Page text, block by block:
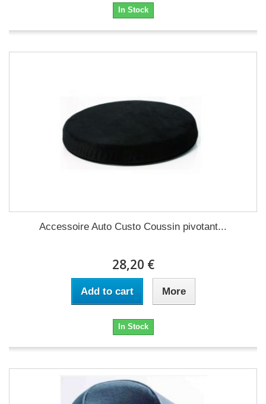
In Stock
Accessoire Auto Custo Coussin pivotant...
28,20 €
Add to cart More
In Stock